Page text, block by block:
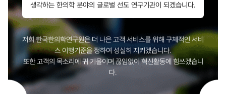
생각하는 한의학 분야의 글로벌 선도 연구기관이 되겠습니다.
저희 한국한의학연구원은 더 나은 고객 서비스를 위해 구체적인 서비
스 이행기준을 정하여 성실히 지키겠습니다.
또한 고객의 목소리에 귀 기울이며 끊임없이 혁신활동에 힘쓰겠습니
다.